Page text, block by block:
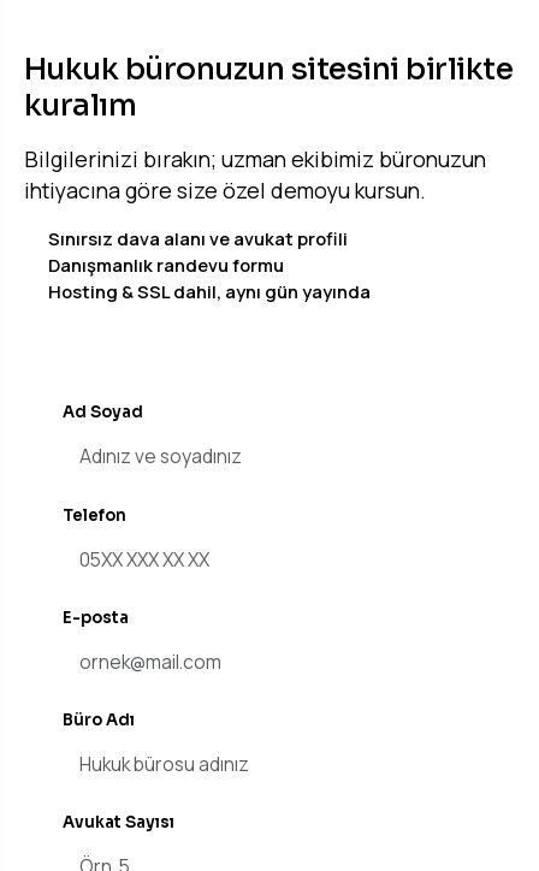
Hukuk büronuzun sitesini birlikte
kuralım
Bilgilerinizi bırakın; uzman ekibimiz büronuzun
ihtiyacına göre size özel demoyu kursun.
Sınırsız dava alanı ve avukat profili
Danışmanlık randevu formu
Hosting & SSL dahil, aynı gün yayında
Ad Soyad
Telefon
E-posta
Büro Adı
Avukat Sayısı